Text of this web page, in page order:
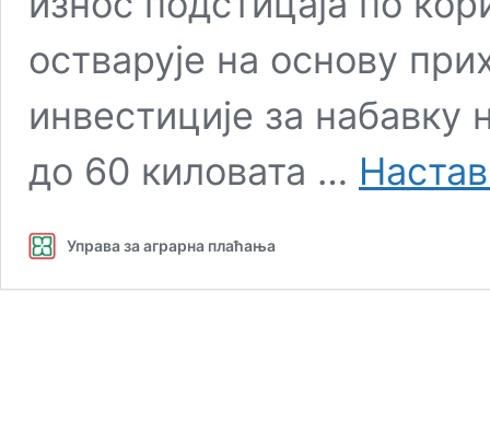
остварује на основу
инвестиције за набавку
до 60 киловата …
Управа за аграрна плаћања